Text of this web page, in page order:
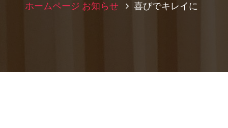
ホームページ お知らせ 喜びでキレイに